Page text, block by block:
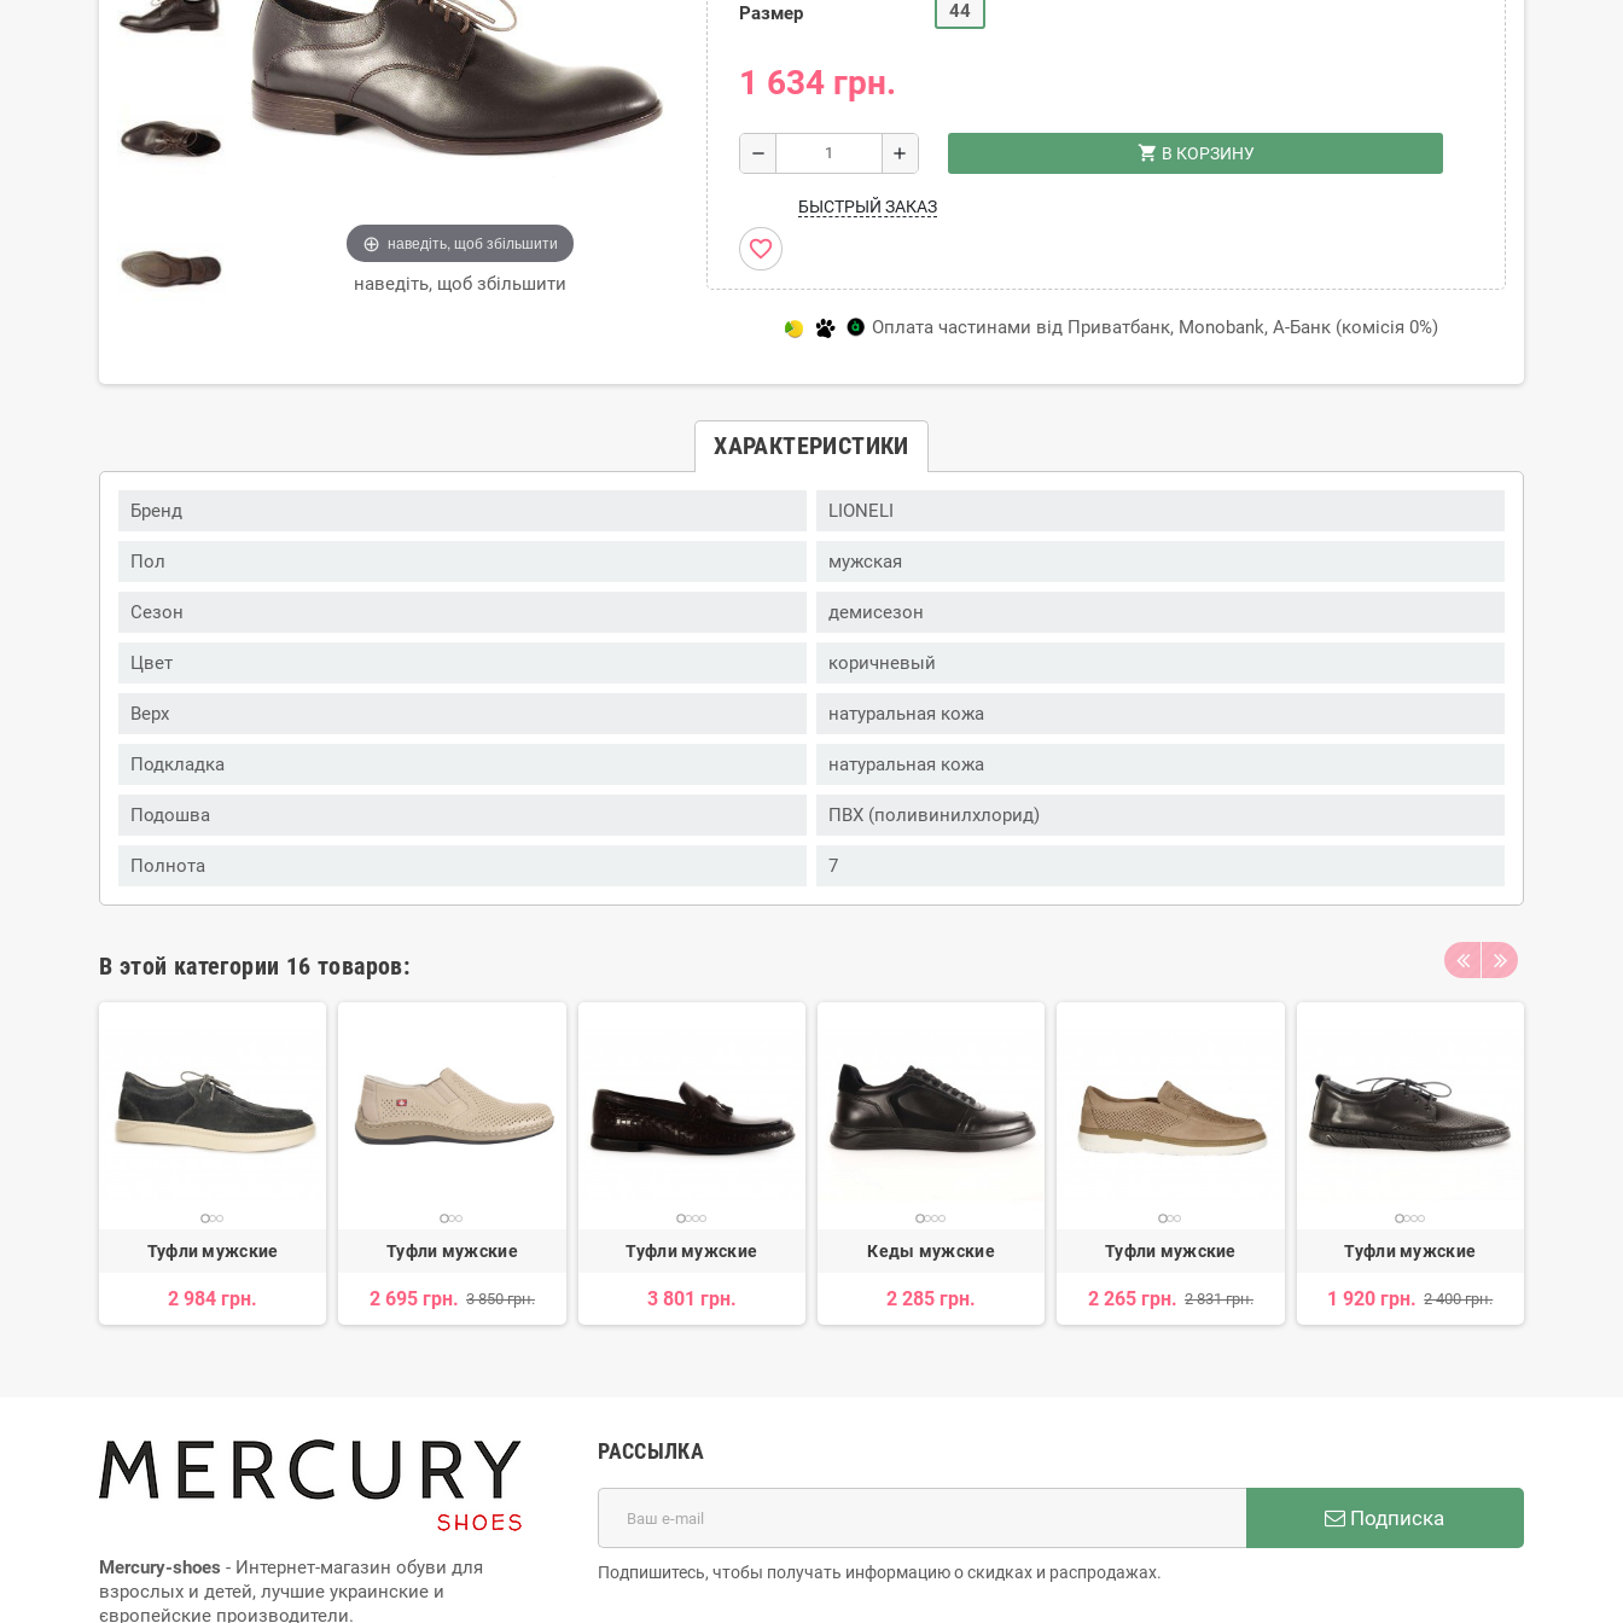
наведіть, щоб збільшити
наведіть, щоб збільшити
Размер 44
1 634 грн.
remove add shopping_cart В КОРЗИНУ
БЫСТРЫЙ ЗАКАЗ
favorite_border
Оплата частинами від Приватбанк, Monobank, А-Банк (комісія 0%)
ХАРАКТЕРИСТИКИ
Бренд LIONELI
Пол мужская
Сезон демисезон
Цвет коричневый
Верх натуральная кожа
Подкладка натуральная кожа
Подошва ПВХ (поливинилхлорид)
Полнота 7
В этой категории 16 товаров:
Туфли мужские
2 984 грн.
Туфли мужские
2 695 грн. 3 850 грн.
Туфли мужские
3 801 грн.
Кеды мужские
2 285 грн.
Туфли мужские
2 265 грн. 2 831 грн.
Туфли мужские
1 920 грн. 2 400 грн.
Mercury-shoes - Интернет-магазин обуви для
взрослых и детей, лучшие украинские и
європейские производители.
РАССЫЛКА
Подписка
Подпишитесь, чтобы получать информацию о скидках и распродажах.